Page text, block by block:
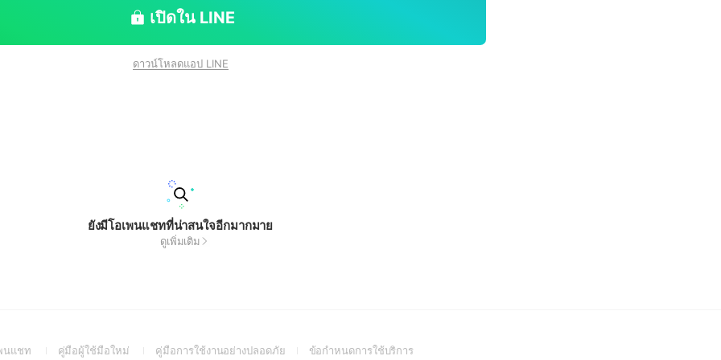
เปิดใน LINE
ดาวน์โหลดแอป LINE
ยังมีโอเพนแชทที่น่าสนใจอีกมากมาย
ดูเพิ่มเติม
นแชท
(Openคู่มือผู้ใช้มือใหม่
(Openคู่มือการใช้งานอย่างปลอดภัย(Openข้อกำหนดการใช้บริการ(Open